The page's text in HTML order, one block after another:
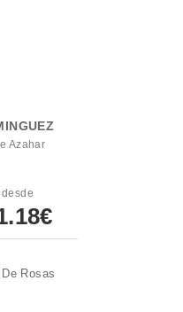
Azahar
desde